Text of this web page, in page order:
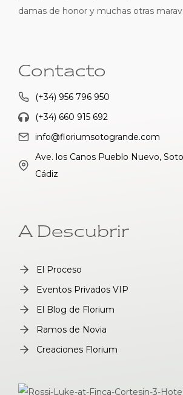
damas de honor y muchas otras
Contacto
(+34) 956 796 950
(+34) 660 915 692
info@floriumsotogrande.com
Ave. los Canos Pueblo Nuevo,
Cádiz
A Descubrir
El Proceso
Eventos Privados VIP
El Blog de Florium
Ramos de Novia
Creaciones Florium